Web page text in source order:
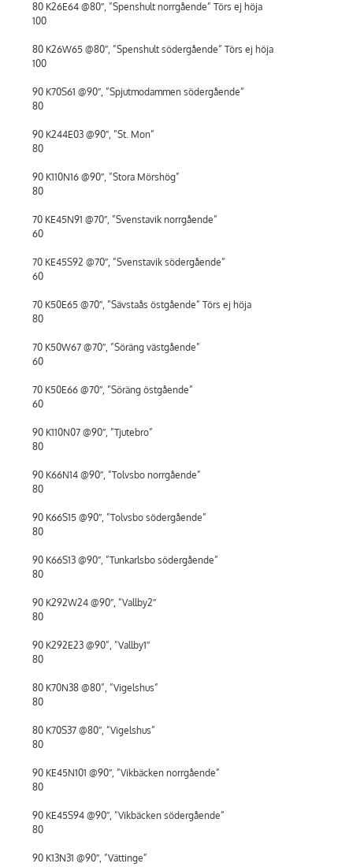
80 K26E64 @80″, ”Spenshult norrgående” Törs ej höja
100
80 K26W65 @80″, ”Spenshult södergående” Törs ej höja
100
90 K70S61 @90″, ”Spjutmodammen södergående”
80
90 K244E03 @90″, ”St. Mon”
80
90 K110N16 @90″, ”Stora Mörshög”
80
70 KE45N91 @70″, ”Svenstavik norrgående”
60
70 KE45S92 @70″, ”Svenstavik södergående”
60
70 K50E65 @70″, ”Sävstaås östgående” Törs ej höja
80
70 K50W67 @70″, ”Söräng västgående”
60
70 K50E66 @70″, ”Söräng östgående”
60
90 K110N07 @90″, ”Tjutebro”
80
90 K66N14 @90″, ”Tolvsbo norrgående”
80
90 K66S15 @90″, ”Tolvsbo södergående”
80
90 K66S13 @90″, ”Tunkarlsbo södergående”
80
90 K292W24 @90″, ”Vallby2″
80
90 K292E23 @90”, ”Vallby1″
80
80 K70N38 @80”, ”Vigelshus”
80
80 K70S37 @80″, ”Vigelshus”
80
90 KE45N101 @90″, ”Vikbäcken norrgående”
80
90 KE45S94 @90″, ”Vikbäcken södergående”
80
90 K13N31 @90″, ”Vättinge”